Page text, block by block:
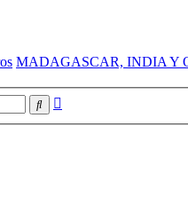
MADAGASCAR, INDIA Y
Buscar